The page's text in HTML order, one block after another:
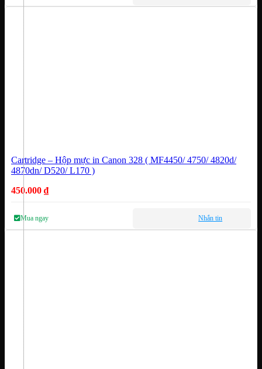
Cartridge – Hộp mực in Canon 328 ( MF4450/ 4750/ 4820d/
4870dn/ D520/ L170 )
450.000 ₫
Mua ngay Nhắn tin